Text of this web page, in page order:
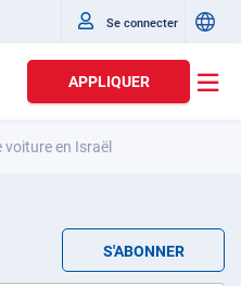
Se connecter
APPLIQUER
en Israël
S'ABONNER